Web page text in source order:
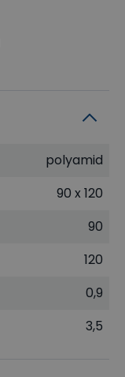
polyamid
90 x 120
90
120
0,9
3,5